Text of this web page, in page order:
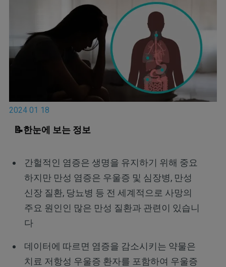
2024 01 18
📝한눈에 보는 정보
간헐적인 염증은 생명을 유지하기 위해 중요
하지만 만성 염증은 우울증 및 심장병, 만성
신장 질환, 당뇨병 등 전 세계적으로 사망의
주요 원인인 많은 만성 질환과 관련이 있습니
다
데이터에 따르면 염증을 감소시키는 약물은
치료 저항성 우울증 환자를 포함하여 우울증